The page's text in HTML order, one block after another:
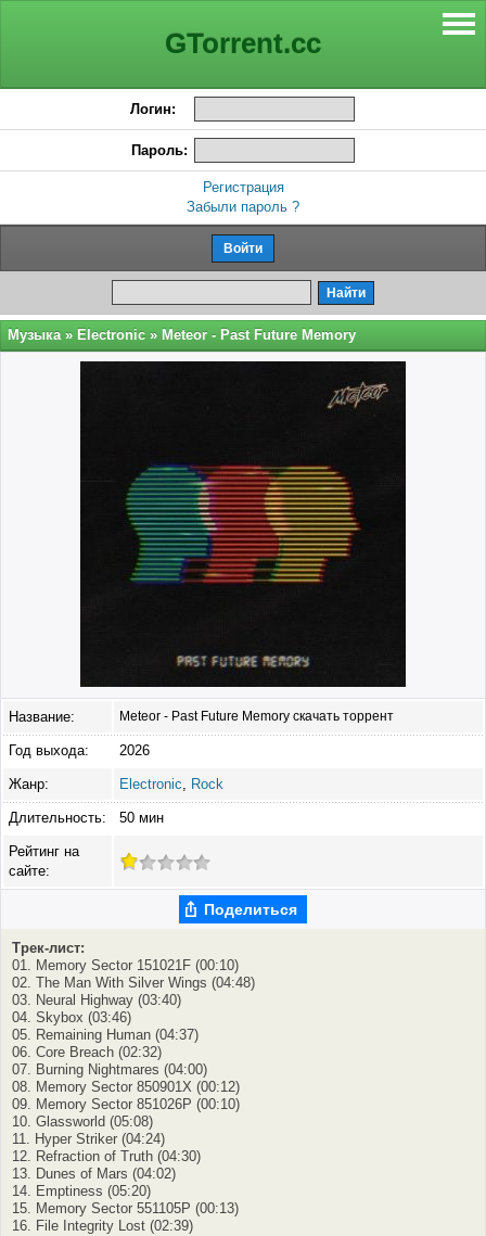
GTorrent.cc
Логин:
Пароль:
Регистрация
Забыли пароль ?
Музыка » Electronic » Meteor - Past Future Memory
Название: Meteor - Past Future Memory скачать торрент
Год выхода: 2026
Жанр: Electronic Rock
Длительность: 50 мин
Рейтинг на
сайте:
Поделиться
Трек-лист:
01. Memory Sector 151021F (00:10)
02. The Man With Silver Wings (04:48)
03. Neural Highway (03:40)
04. Skybox (03:46)
05. Remaining Human (04:37)
06. Core Breach (02:32)
07. Burning Nightmares (04:00)
08. Memory Sector 850901X (00:12)
09. Memory Sector 851026P (00:10)
10. Glassworld (05:08)
11. Hyper Striker (04:24)
12. Refraction of Truth (04:30)
13. Dunes of Mars (04:02)
14. Emptiness (05:20)
15. Memory Sector 551105P (00:13)
16. File Integrity Lost (02:39)